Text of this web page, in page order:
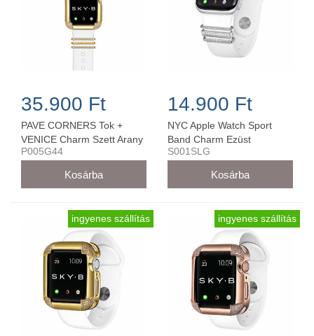
35.900 Ft
PAVE CORNERS Tok +
VENICE Charm Szett Arany
Színű - P005G44 (44 mm-
P005G44
14.900 Ft
NYC Apple Watch Sport
Band Charm Ezüst
42MM/44MM - S001SLG
S001SLG
ingyenes szállítás ingyenes szállítás